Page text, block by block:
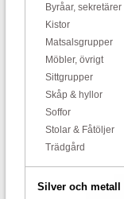
Byråar, sekretärer
Kistor
Matsalsgrupper
Möbler, övrigt
Sittgrupper
Skåp & hyllor
Soffor
Stolar & Fåtöljer
Trädgård
Silver och metall